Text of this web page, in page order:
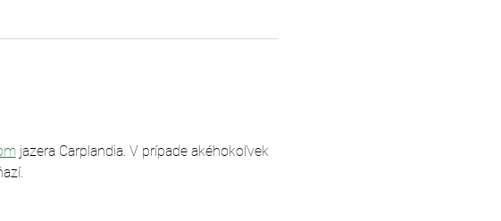
jazera Carplandia. V prípade akéhokoľvek